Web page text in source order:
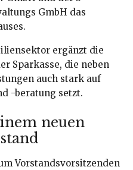
GmbH das
ergänzt die
Sparkasse, die neben
auch stark auf
-beratung setzt.
neuen
Vorstandsvorsitzenden